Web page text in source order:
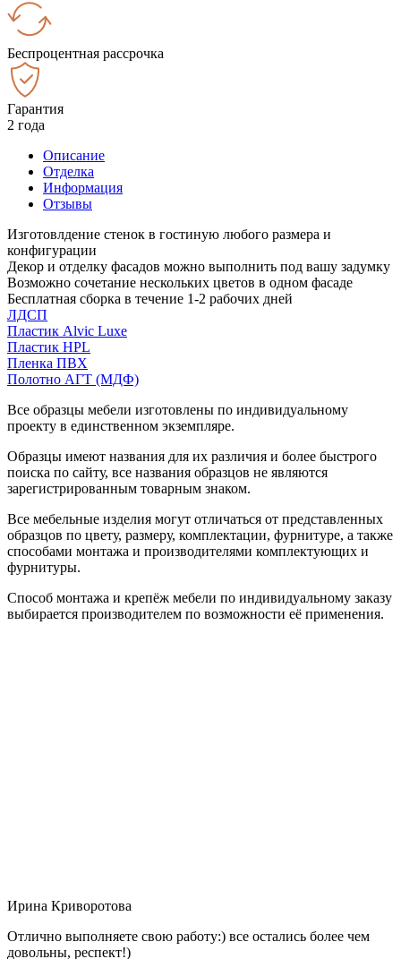
Беспроцентная рассрочка
Гарантия
2 года
Описание
Отделка
Информация
Отзывы
Изготовлдение стенок в гостиную любого размера и
конфигурации
Декор и отделку фасадов можно выполнить под вашу задумку
Возможно сочетание нескольких цветов в одном фасаде
Бесплатная сборка в течение 1-2 рабочих дней
ЛДСП
Пластик Alvic Luxe
Пластик HPL
Пленка ПВХ
Полотно АГТ (МДФ)
Все образцы мебели изготовлены по индивидуальному
проекту в единственном экземпляре.
Образцы имеют названия для их различия и более быстрого
поиска по сайту, все названия образцов не являются
зарегистрированным товарным знаком.
Все мебельные изделия могут отличаться от представленных
образцов по цвету, размеру, комплектации, фурнитуре, а также
способами монтажа и производителями комплектующих и
фурнитуры.
Способ монтажа и крепёж мебели по индивидуальному заказу
выбирается производителем по возможности её применения.
Ирина Криворотова
Отлично выполняете свою работу:) все остались более чем
довольны, респект!)